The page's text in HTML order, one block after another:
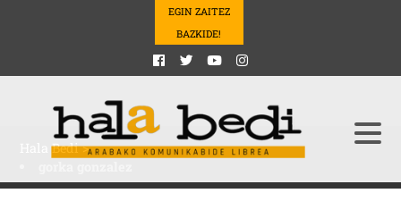
EGIN ZAITEZ
BAZKIDE!
Hala Bedi>